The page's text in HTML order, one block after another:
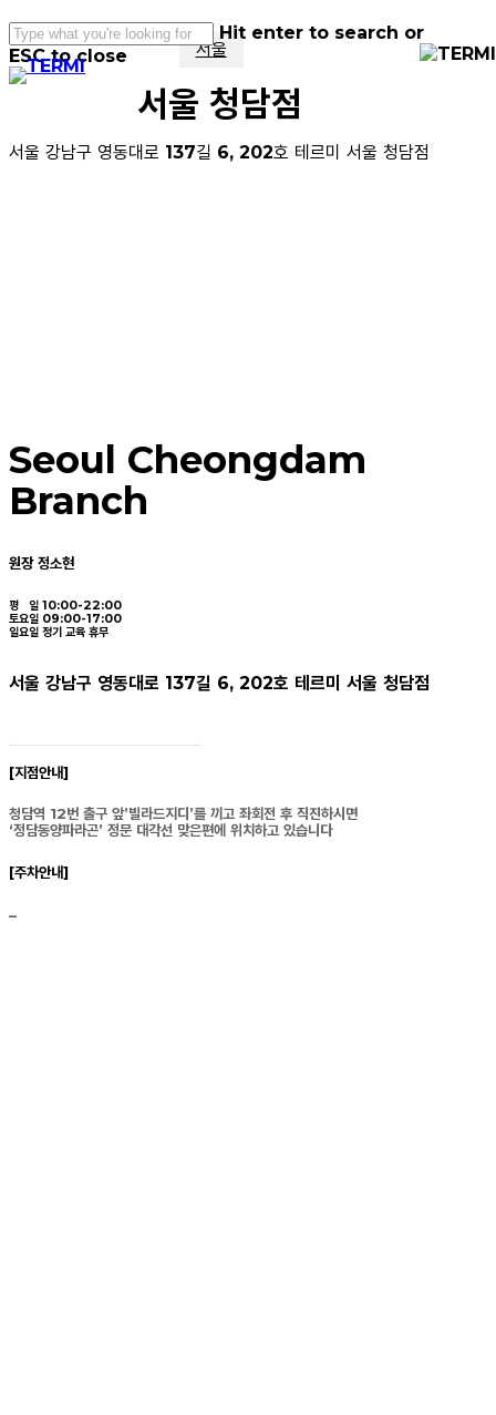
Skip
to
main
content
Hit enter to search or
ESC to close
Close
Menu
서울
서울 청담점
서울 강남구 영동대로 137길 6, 202호 테르미 서울 청담점
Seoul Cheongdam
Branch
원장 정소현
평 일 10:00-22:00
토요일 09:00-17:00
일요일 정기 교육 휴무
서울 강남구 영동대로 137길 6, 202호 테르미 서울 청담점
[지점안내]
청담역 12번 출구 앞’빌라드지디’를 끼고 좌회전 후 직진하시면
‘정담동양파라곤’ 정문 대각선 맞은편에 위치하고 있습니다
[주차안내]
–